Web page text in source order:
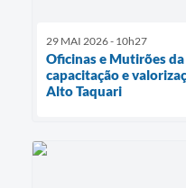
29 MAI 2026 - 10h27
Oficinas e Mutirões
capacitação e
Alto Taquari